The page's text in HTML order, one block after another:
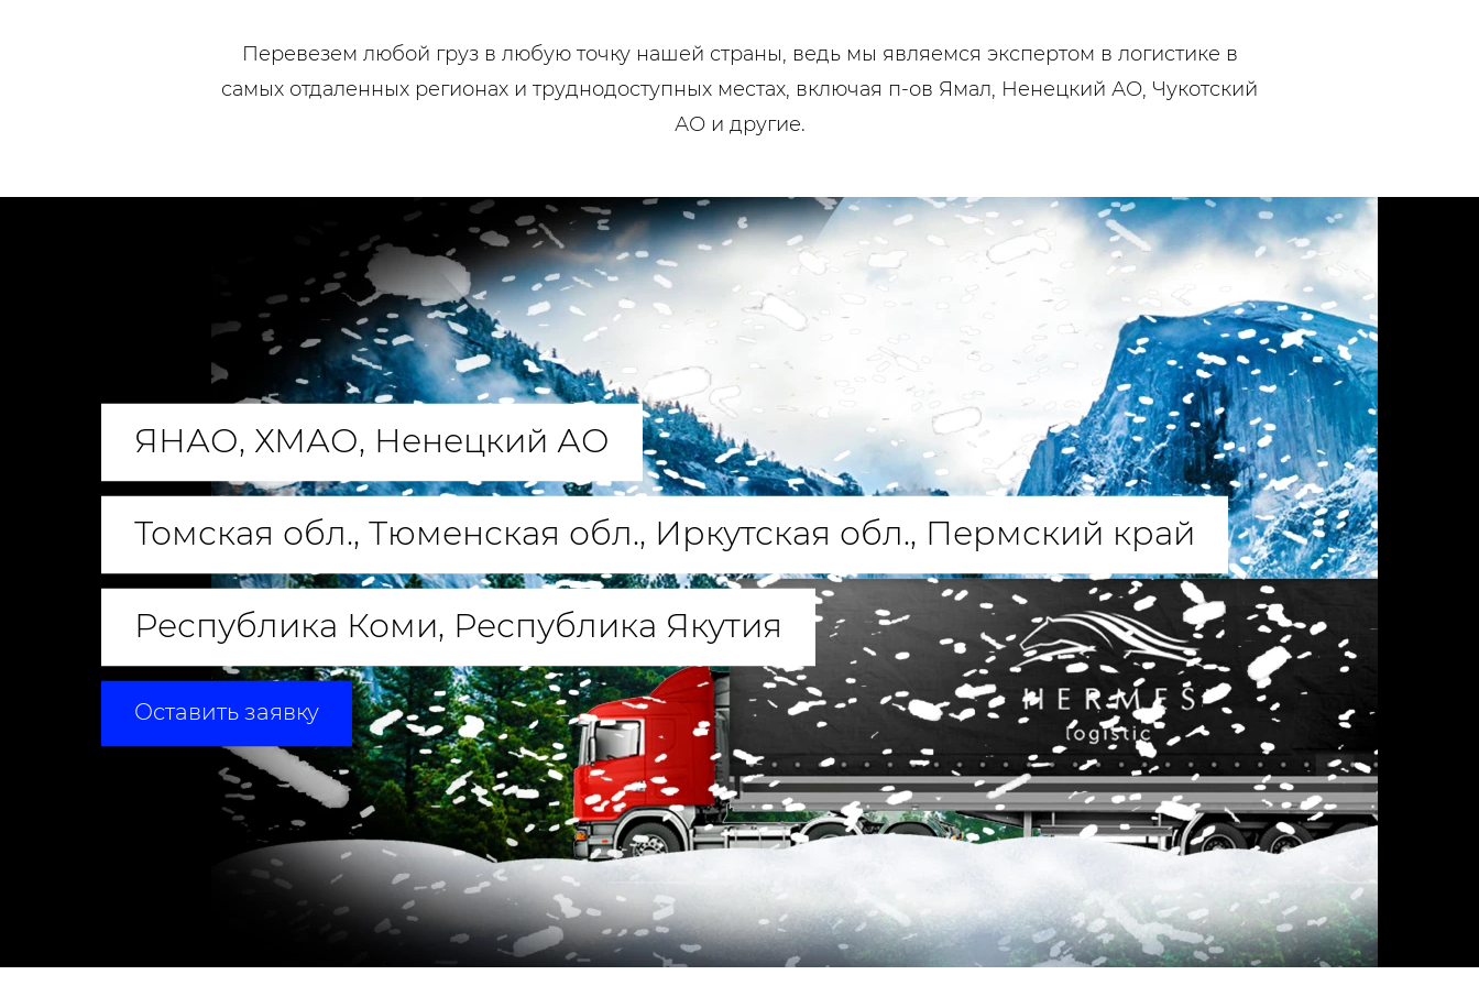
Перевезем любой груз в любую точку нашей страны, ведь мы являемся экспертом в логистике в
самых отдаленных регионах и труднодоступных местах, включая п-ов Ямал, Ненецкий АО, Чукотский
АО и другие.
ЯНАО, ХМАО, Ненецкий АО
Томская обл., Тюменская обл., Иркутская обл., Пермский край
Республика Коми, Республика Якутия
Оставить заявку